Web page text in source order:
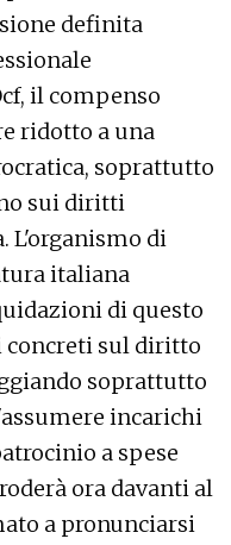
definita
il compenso
ridotto a una
soprattutto
sui diritti
L'organismo di
italiana
di questo
concreti sul diritto
soprattutto
incarichi
a spese
ora davanti al
a pronunciarsi